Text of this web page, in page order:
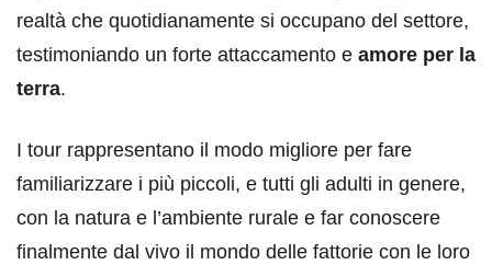
realtà che quotidianamente si occupano del settore,
testimoniando un forte attaccamento e amore per la
terra.
I tour rappresentano il modo migliore per fare
familiarizzare i più piccoli, e tutti gli adulti in genere,
con la natura e l’ambiente rurale e far conoscere
finalmente dal vivo il mondo delle fattorie con le loro